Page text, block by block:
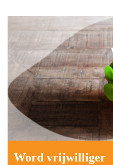
Word vrijwilliger